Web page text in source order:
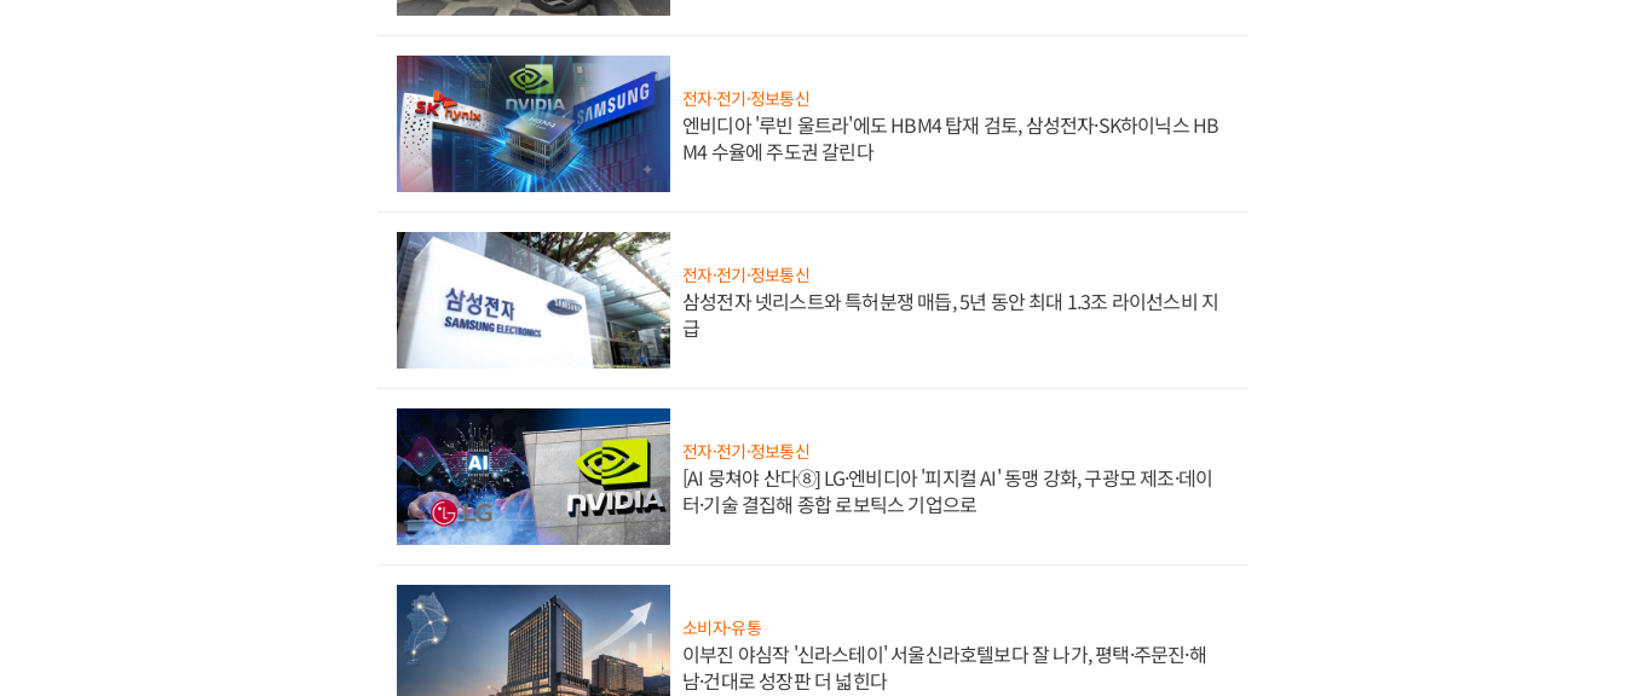
전자·전기·정보통신
엔비디아 '루빈 울트라'에도 HBM4 탑재 검토, 삼성전자·SK하이닉스 HB
M4 수율에 주도권 갈린다
전자·전기·정보통신
삼성전자 넷리스트와 특허분쟁 매듭, 5년 동안 최대 1.3조 라이선스비 지
급
전자·전기·정보통신
[AI 뭉쳐야 산다⑧] LG·엔비디아 '피지컬 AI' 동맹 강화, 구광모 제조·데이
터·기술 결집해 종합 로보틱스 기업으로
소비자·유통
이부진 야심작 '신라스테이' 서울신라호텔보다 잘 나가, 평택·주문진·해
남·건대로 성장판 더 넓힌다